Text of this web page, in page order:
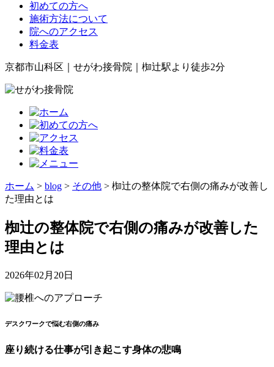
初めての方へ
施術方法について
院へのアクセス
料金表
京都市山科区｜せがわ接骨院｜椥辻駅より徒歩2分
ホーム > blog > その他 > 椥辻の整体院で右側の痛みが改善し
た理由とは
椥辻の整体院で右側の痛みが改善した
理由とは
2026年02月20日
デスクワークで悩む右側の痛み
座り続ける仕事が引き起こす身体の悲鳴